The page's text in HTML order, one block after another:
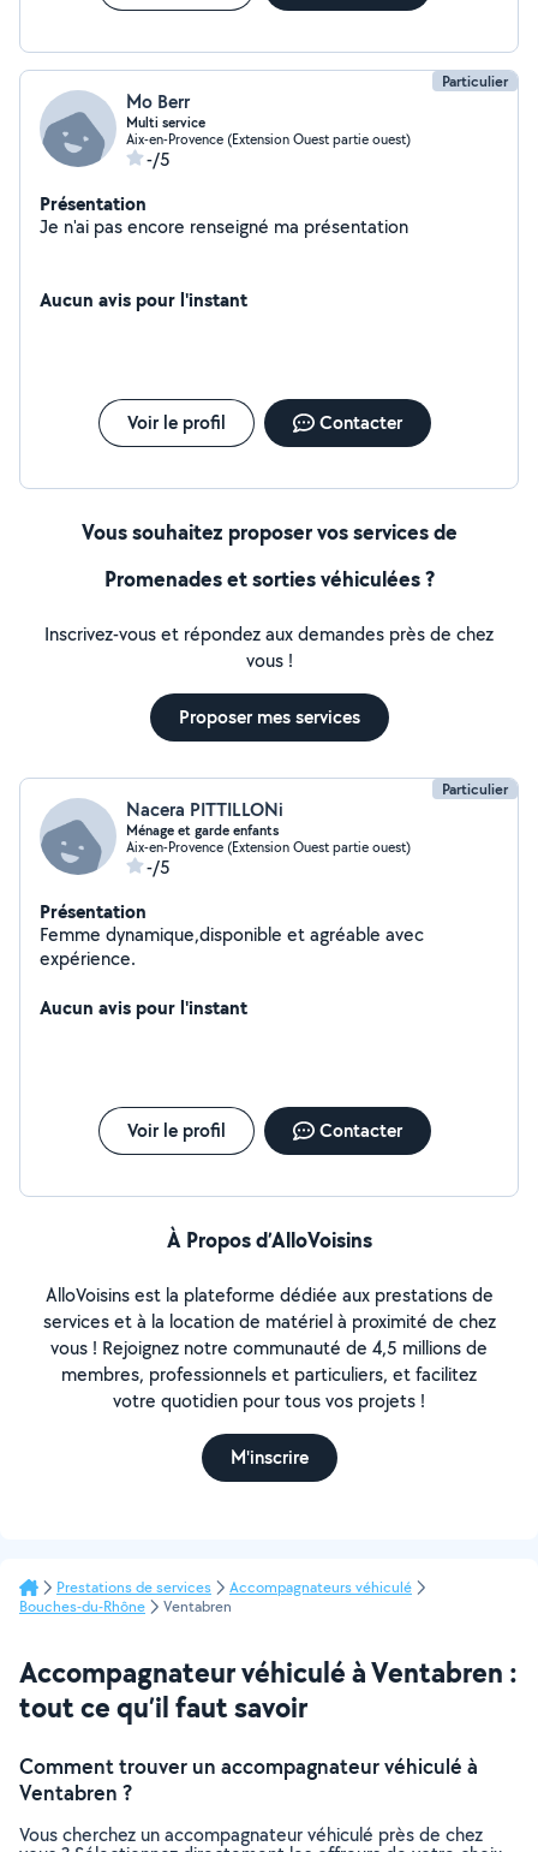
Particulier
Mo Berr
Multi service
Aix-en-Provence (Extension Ouest partie ouest)
-/5
Présentation
Je n'ai pas encore renseigné ma présentation
Aucun avis pour l'instant
Voir le profil Contacter
Vous souhaitez proposer vos services de
Promenades et sorties véhiculées ?
Inscrivez-vous et répondez aux demandes près de chez
vous !
Proposer mes services
Particulier
Nacera PITTILLONi
Ménage et garde enfants
Aix-en-Provence (Extension Ouest partie ouest)
-/5
Présentation
Femme dynamique,disponible et agréable avec
expérience.
Aucun avis pour l'instant
Voir le profil Contacter
À Propos d’AlloVoisins
AlloVoisins est la plateforme dédiée aux prestations de
services et à la location de matériel à proximité de chez
vous ! Rejoignez notre communauté de 4,5 millions de
membres, professionnels et particuliers, et facilitez
votre quotidien pour tous vos projets !
M'inscrire
Prestations de services
Accompagnateurs véhiculé
Bouches-du-Rhône
Ventabren
Accompagnateur véhiculé à Ventabren :
tout ce qu’il faut savoir
Comment trouver un accompagnateur véhiculé à
Ventabren ?
Vous cherchez un accompagnateur véhiculé près de chez